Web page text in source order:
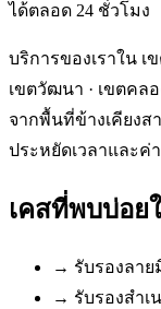
ได้ตลอด 24 ชั่วโมง
บริการของเราใน
เขตวัฒนา · เขตคล
จากพื้นที่ข้างเคียงส
ประหยัดเวลาและค่
เคสที่พบบ่อย
→ รับรองลาย
→ รับรองสำเ